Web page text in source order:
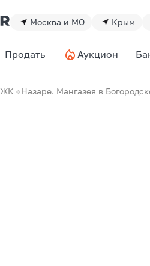
Москва и МО Крым
Продать Аукцион
ЖК «Назаре. Мангазея в